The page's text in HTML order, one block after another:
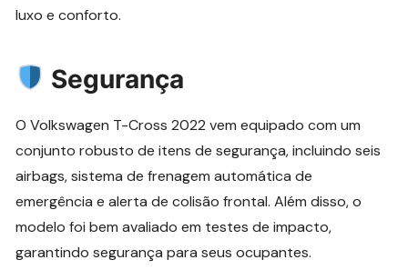
luxo e conforto.
Segurança
O Volkswagen T-Cross 2022 vem equipado com um
conjunto robusto de itens de segurança, incluindo seis
airbags, sistema de frenagem automática de
emergência e alerta de colisão frontal. Além disso, o
modelo foi bem avaliado em testes de impacto,
garantindo segurança para seus ocupantes.